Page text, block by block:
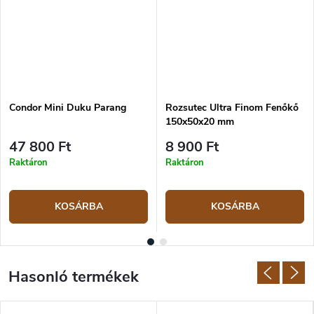
Condor Mini Duku Parang
47 800 Ft
Raktáron
KOSÁRBA
Rozsutec Ultra Finom Fenőkő
150x50x20 mm
8 900 Ft
Raktáron
KOSÁRBA